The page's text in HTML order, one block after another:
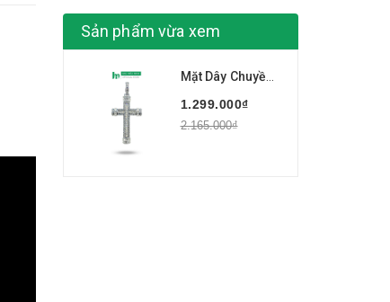
Sản phẩm vừa xem
1.299.000₫
2.165.000₫